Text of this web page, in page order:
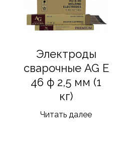
Электроды
сварочные AG E
46 ф 2,5 мм (1
кг)
Читать далее